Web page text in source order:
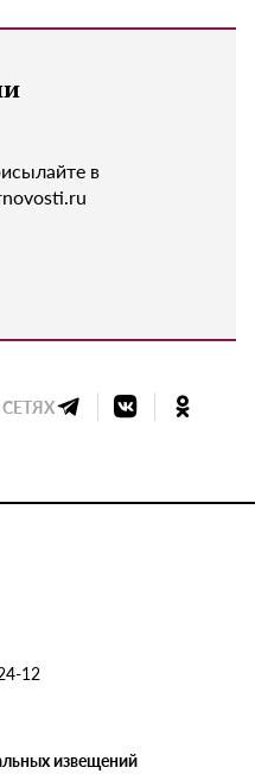
в
12
извещений